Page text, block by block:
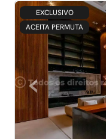
EXCLUSIVO
ACEITA PERMUTA
<<<<
‹Previous